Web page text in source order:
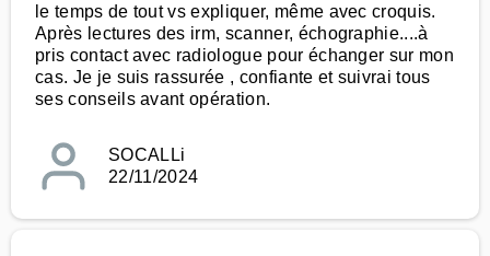
le temps de tout vs expliquer, même avec croquis.
Après lectures des irm, scanner, échographie....à
pris contact avec radiologue pour échanger sur mon
cas. Je je suis rassurée , confiante et suivrai tous
ses conseils avant opération.
SOCALLi
22/11/2024